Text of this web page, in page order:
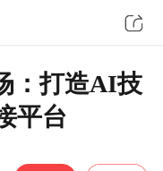
：打造AI技
平台